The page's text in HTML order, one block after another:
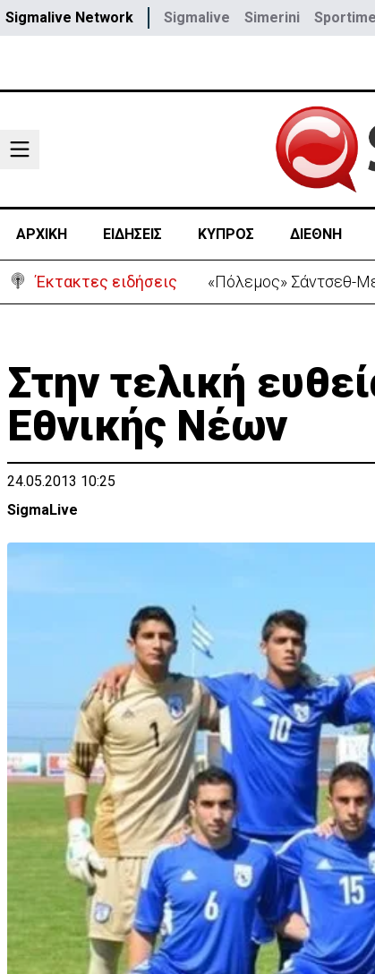
Sigmalive Network Sigmalive Simerini Sportime
ΑΡΧΙΚΗ ΕΙΔΗΣΕΙΣ ΚΥΠΡΟΣ ΔΙΕΘΝΗ
Έκτακτες ειδήσεις «Πόλεμος» Σάντσεθ-
Στην τελική
Εθνικής Νέων
24.05.2013 10:25
SigmaLive